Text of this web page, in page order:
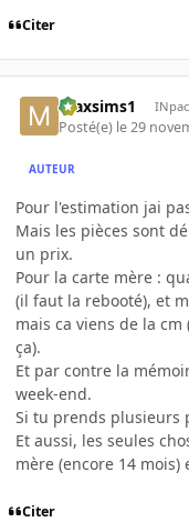
Citer
maxsims1
Posté(e) le 29
AUTEUR
Pour l'estimation jai
Mais les pièces sont
un prix.
Pour la carte mère :
(il faut la rebooté), et
mais ca viens de la cm
ça).
Et par contre la
week-end.
Si tu prends plusieurs
Et aussi, les seules
mère (encore 14 mois)
Citer